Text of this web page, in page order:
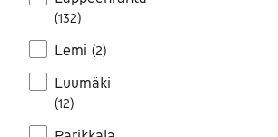
(132)
Lemi (2)
Luumäki
(12)